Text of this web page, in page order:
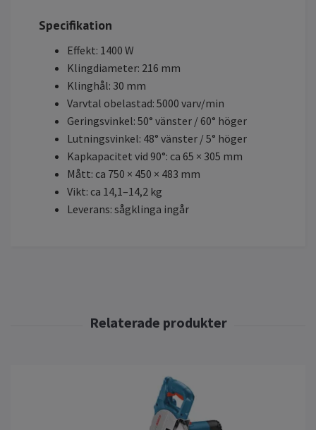
Specifikation
Effekt: 1400 W
Klingdiameter: 216 mm
Klinghål: 30 mm
Varvtal obelastad: 5000 varv/min
Geringsvinkel: 50° vänster / 60° höger
Lutningsvinkel: 48° vänster / 5° höger
Kapkapacitet vid 90°: ca 65 × 305 mm
Mått: ca 750 × 450 × 483 mm
Vikt: ca 14,1–14,2 kg
Leverans: sågklinga ingår